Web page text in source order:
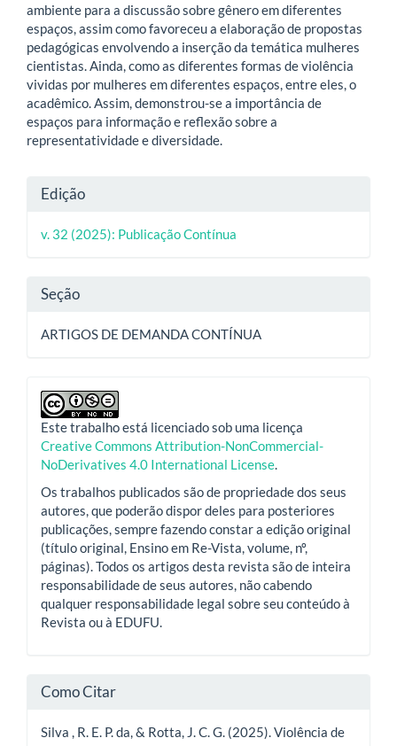
ambiente para a discussão sobre gênero em diferentes
espaços, assim como favoreceu a elaboração de propostas
pedagógicas envolvendo a inserção da temática mulheres
cientistas. Ainda, como as diferentes formas de violência
vividas por mulheres em diferentes espaços, entre eles, o
acadêmico. Assim, demonstrou-se a importância de
espaços para informação e reflexão sobre a
representatividade e diversidade.
Detalhes
do
artigo
Edição
v. 32 (2025): Publicação Contínua
Seção
ARTIGOS DE DEMANDA CONTÍNUA
Este trabalho está licenciado sob uma licença
Creative Commons Attribution-NonCommercial-
NoDerivatives 4.0 International License
Os trabalhos publicados são de propriedade dos seus
autores, que poderão dispor deles para posteriores
publicações, sempre fazendo constar a edição original
(título original, Ensino em Re-Vista, volume, nº,
páginas). Todos os artigos desta revista são de inteira
responsabilidade de seus autores, não cabendo
qualquer responsabilidade legal sobre seu conteúdo à
Revista ou à EDUFU.
Como Citar
Silva , R. E. P. da, & Rotta, J. C. G. (2025). Violência de